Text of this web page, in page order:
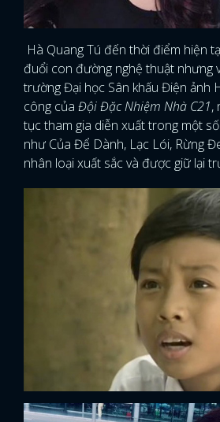
Hà Quang Tú đến thời điểm hiện
đuổi con đường nghệ thuật nhưng
trường Đại học Sân khấu Điện ảnh
công của Đội Đặc Nhiệm Nhà C21,
tục tham gia diễn xuất trong một
như Của Để Dành, Lạc Lói, Rừng
nhân loại xuất sắc và được giữ lại